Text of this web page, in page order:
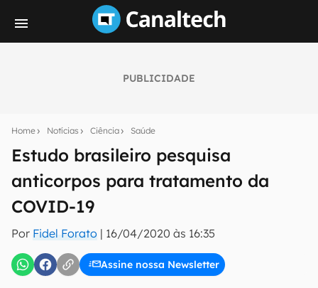
PUBLICIDADE
Home Notícias Ciência Saúde
Estudo brasileiro pesquisa
anticorpos para tratamento da
COVID-19
Por Fidel Forato | 16/04/2020 às 16:35
Assine nossa Newsletter
notícias e reviews sobre tecnologia em primeira
mão.
E-mail
inscreva-se